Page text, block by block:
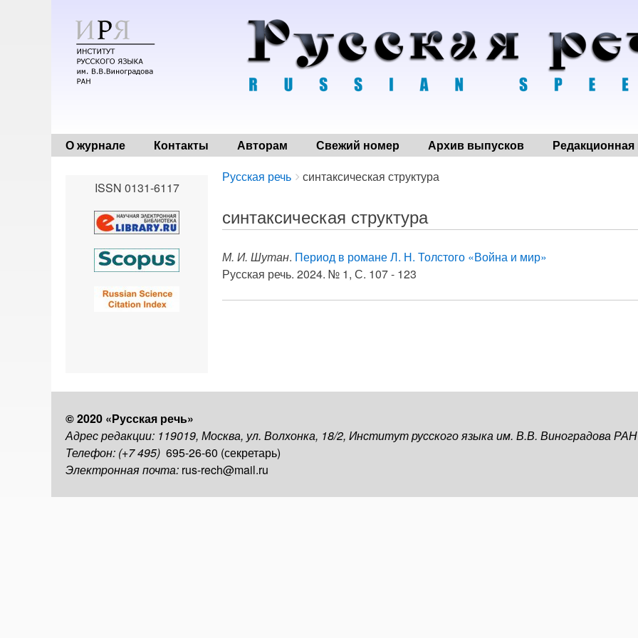
О журнале Контакты Авторам Свежий номер Архив выпусков Редакционная
Breadcrumbs
You
here:
Русская речь синтаксическая структура
синтаксическая структура
М. И. Шутан. Период в романе Л. Н. Толстого «Война и мир»
Русская речь. 2024. № 1, С. 107 - 123
ISSN 0131-6117
© 2020 «Русская речь»
Адрес редакции: 119019, Москва, ул. Волхонка, 18/2, Институт русского языка им. В.В. Виноградова РАН
Телефон: (+7 495) 695-26-60 (секретарь)
Электронная почта: rus-rech@mail.ru